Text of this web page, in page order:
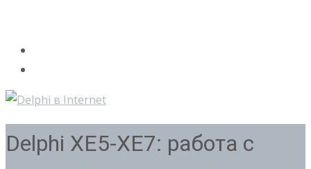
Delphi XE5-XE7: работа с